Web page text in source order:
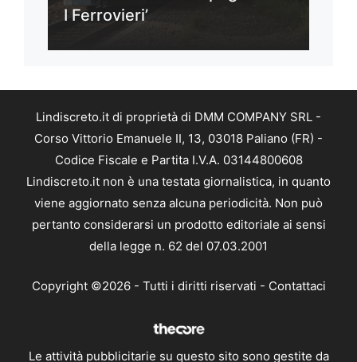
I Ferrovieri’
Lindiscreto.it di proprietà di DMM COMPANY SRL -
Corso Vittorio Emanuele II, 13, 03018 Paliano (FR) -
Codice Fiscale e Partita I.V.A. 03144800608
Lindiscreto.it non è una testata giornalistica, in quanto
viene aggiornato senza alcuna periodicità. Non può
pertanto considerarsi un prodotto editoriale ai sensi
della legge n. 62 del 07.03.2001
Copyright ©2026 - Tutti i diritti riservati - Contattaci
Le attività pubblicitarie su questo sito sono gestite da